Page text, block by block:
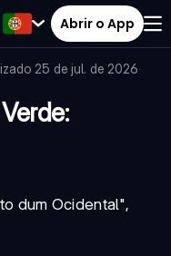
Abrir o App
25 de jul. de 2026·
dum Ocidental",